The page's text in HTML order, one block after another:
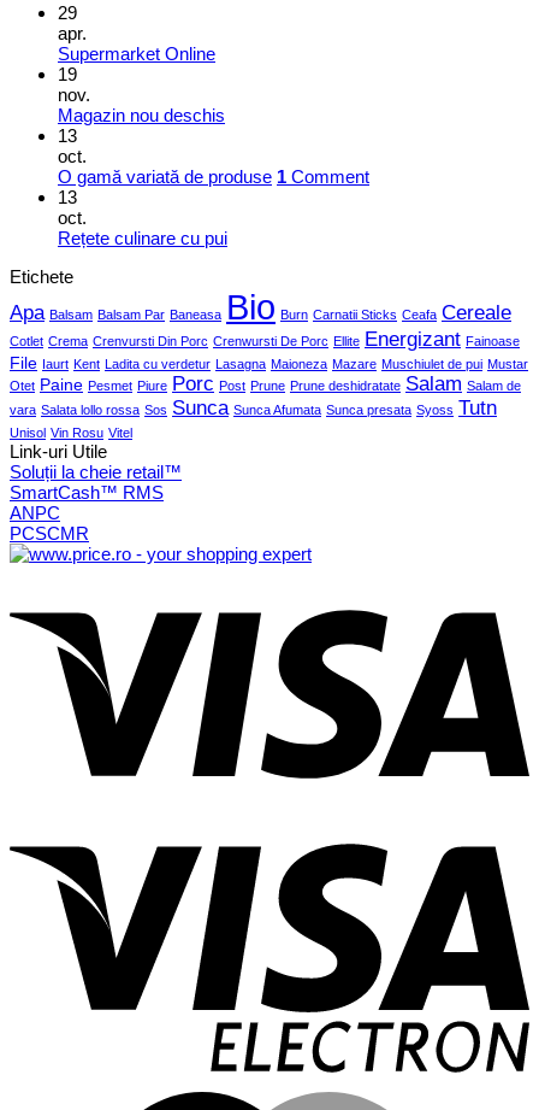
29
apr.
Supermarket Online
19
nov.
Magazin nou deschis
13
oct.
O gamă variată de produse 1 Comment
13
oct.
Rețete culinare cu pui
Etichete
Apa Balsam Balsam Par Baneasa Bio Burn Carnatii Sticks Ceafa Cereale
Cotlet Crema Crenvursti Din Porc Crenwursti De Porc Ellite Energizant Fainoase
File Iaurt Kent Ladita cu verdetur Lasagna Maioneza Mazare Muschiulet de pui Mustar
Otet Paine Pesmet Piure Porc Post Prune Prune deshidratate Salam Salam de
vara Salata lollo rossa Sos Sunca Sunca Afumata Sunca presata Syoss Tutn
Unisol Vin Rosu Vitel
Link-uri Utile
Soluții la cheie retail™
SmartCash™ RMS
ANPC
PCSCMR